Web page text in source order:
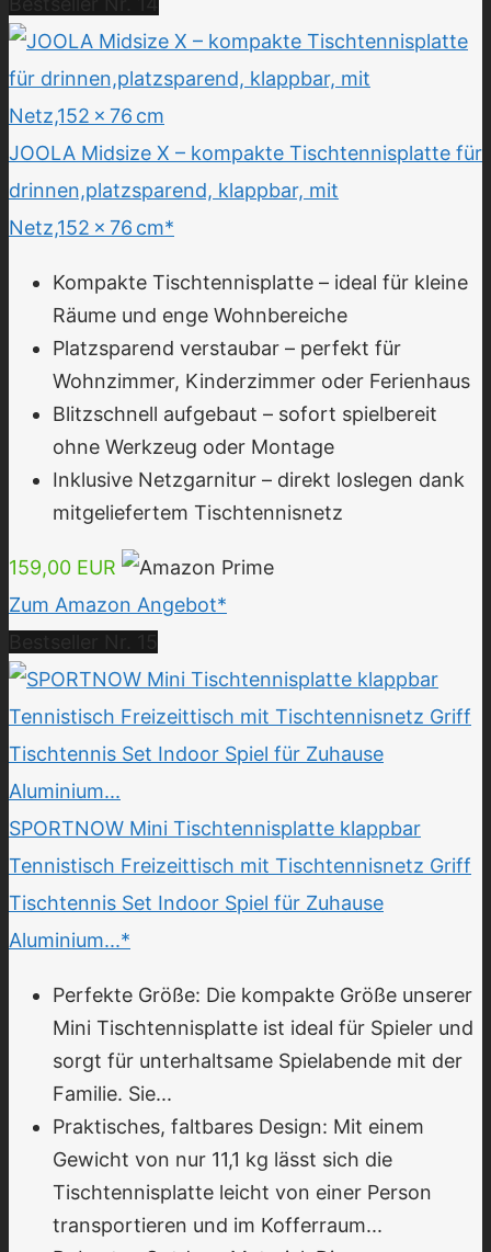
JOOLA Midsize X – kompakte Tischtennisplatte für
drinnen,platzsparend, klappbar, mit
Netz,152 x 76 cm*
Kompakte Tischtennisplatte – ideal für kleine
Räume und enge Wohnbereiche
Platzsparend verstaubar – perfekt für
Wohnzimmer, Kinderzimmer oder Ferienhaus
Blitzschnell aufgebaut – sofort spielbereit
ohne Werkzeug oder Montage
Inklusive Netzgarnitur – direkt loslegen dank
mitgeliefertem Tischtennisnetz
159,00 EUR
Zum Amazon Angebot*
SPORTNOW Mini Tischtennisplatte klappbar
Tennistisch Freizeittisch mit Tischtennisnetz Griff
Tischtennis Set Indoor Spiel für Zuhause
Aluminium...*
Perfekte Größe: Die kompakte Größe unserer
Mini Tischtennisplatte ist ideal für Spieler und
sorgt für unterhaltsame Spielabende mit der
Familie. Sie...
Praktisches, faltbares Design: Mit einem
Gewicht von nur 11,1 kg lässt sich die
Tischtennisplatte leicht von einer Person
transportieren und im Kofferraum...